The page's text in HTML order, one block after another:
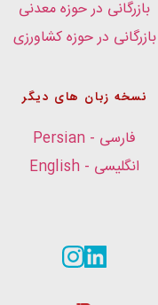
بازرگانی در حوزه معدنی
بازرگانی در حوزه کشاورزی
نسخه زبان های دیگر
فارسی - Persian
انگلیسی - English